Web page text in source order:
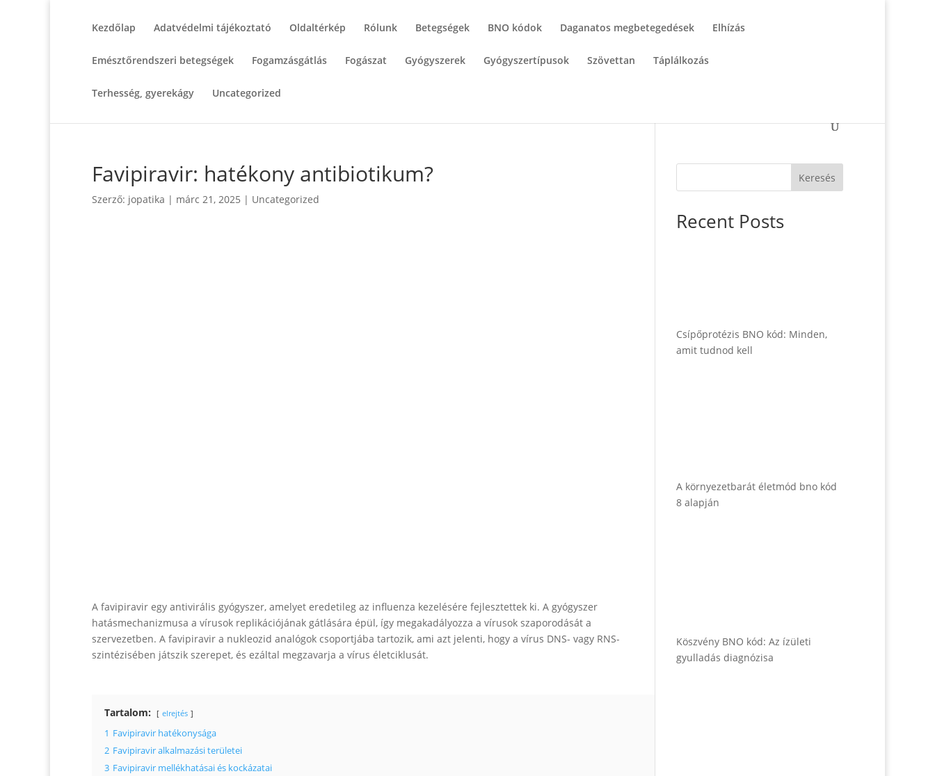
Kezdőlap Adatvédelmi tájékoztató Oldaltérkép Rólunk Betegségek BNO kódok Daganatos megbetegedések Elhízás
Emésztőrendszeri betegségek Fogamzásgátlás Fogászat Gyógyszerek Gyógyszertípusok Szövettan Táplálkozás
Terhesség, gyerekágy Uncategorized
Favipiravir: hatékony antibiotikum?
Szerző: jopatika | márc 21, 2025 | Uncategorized
A favipiravir egy antivirális gyógyszer, amelyet eredetileg az influenza kezelésére fejlesztettek ki. A gyógyszer
hatásmechanizmusa a vírusok replikációjának gátlására épül, így megakadályozza a vírusok szaporodását a
szervezetben. A favipiravir a nukleozid analógok csoportjába tartozik, ami azt jelenti, hogy a vírus DNS- vagy RNS-
szintézisében játszik szerepet, és ezáltal megzavarja a vírus életciklusát.
Tartalom: elrejtés
1 Favipiravir hatékonysága
2 Favipiravir alkalmazási területei
3 Favipiravir mellékhatásai és kockázatai
Keresés
Recent Posts
Csípőprotézis BNO kód: Minden,
amit tudnod kell
A környezetbarát életmód bno kód
8 alapján
Köszvény BNO kód: Az ízületi
gyulladás diagnózisa